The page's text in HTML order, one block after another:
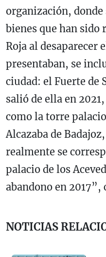
organización, donde
bienes que han sido
Roja al desaparecer
presentaban, se
ciudad: el Fuerte de
salió de ella en
como la torre
Alcazaba de
realmente se
palacio de los
abandono en 2017”,
NOTICIAS